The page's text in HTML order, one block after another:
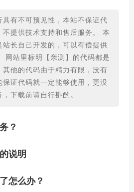
具有不可预见性，本站不保证代
不提供技术支持和售后服务。 本
站长自己开发的，可以有偿提供
网站里标明【亲测】的代码都是
其他的代码由于精力有限，没有
保证代码就一定能够使用，更没
下载前请自行斟酌。
？
说明
怎么办？